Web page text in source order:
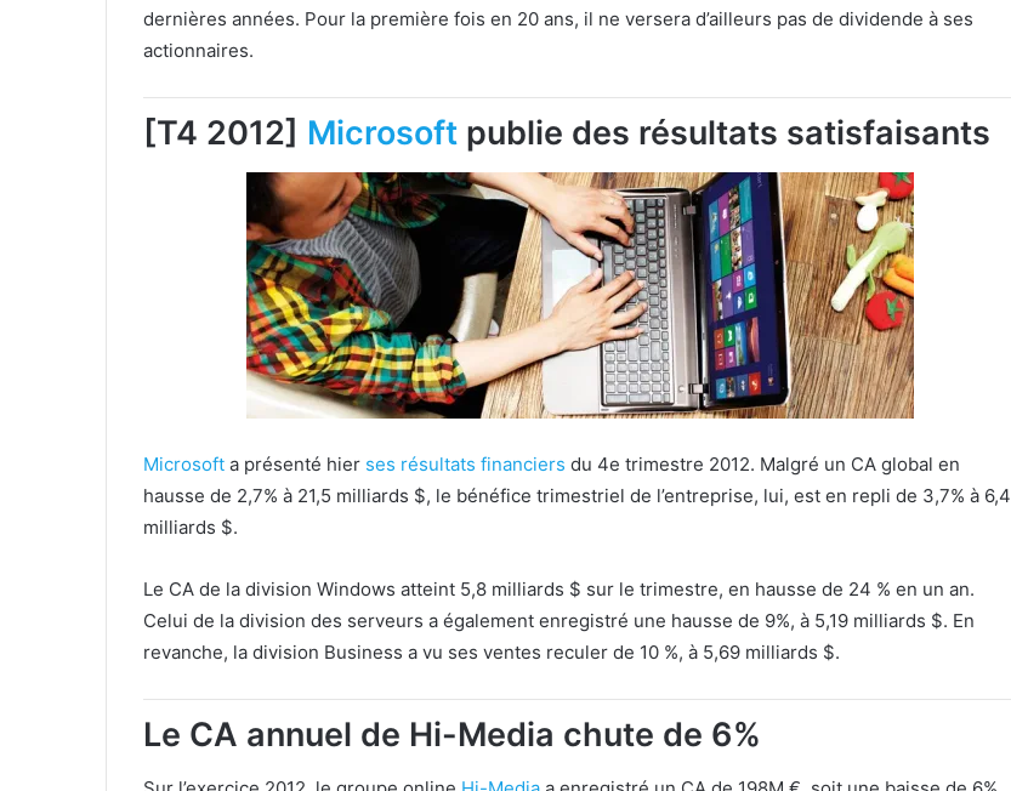
dernières années. Pour la première fois en 20 ans, il ne versera d’ailleurs pas de dividende à ses
actionnaires.
[T4 2012] Microsoft publie des résultats satisfaisants
Microsoft a présenté hier ses résultats financiers du 4e trimestre 2012. Malgré un CA global en
hausse de 2,7% à 21,5 milliards $, le bénéfice trimestriel de l’entreprise, lui, est en repli de 3,7% à 6,4
milliards $.
Le CA de la division Windows atteint 5,8 milliards $ sur le trimestre, en hausse de 24 % en un an.
Celui de la division des serveurs a également enregistré une hausse de 9%, à 5,19 milliards $. En
revanche, la division Business a vu ses ventes reculer de 10 %, à 5,69 milliards $.
Le CA annuel de Hi-Media chute de 6%